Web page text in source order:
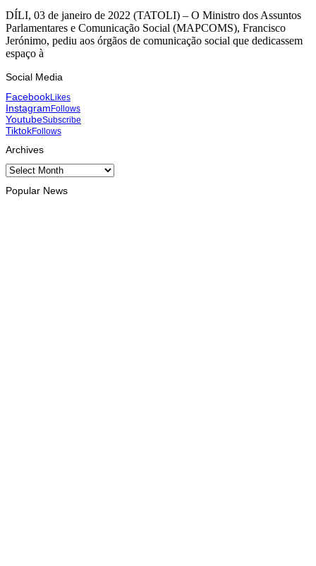
DÍLI, 03 de janeiro de 2022 (TATOLI) – O Ministro dos Assuntos
Parlamentares e Comunicação Social (MAPCOMS), Francisco
Jerónimo, pediu aos órgãos de comunicação social que dedicassem
espaço à
Social Media
FacebookLikes
InstagramFollows
YoutubeSubscribe
TiktokFollows
Archives
Archives
Popular News